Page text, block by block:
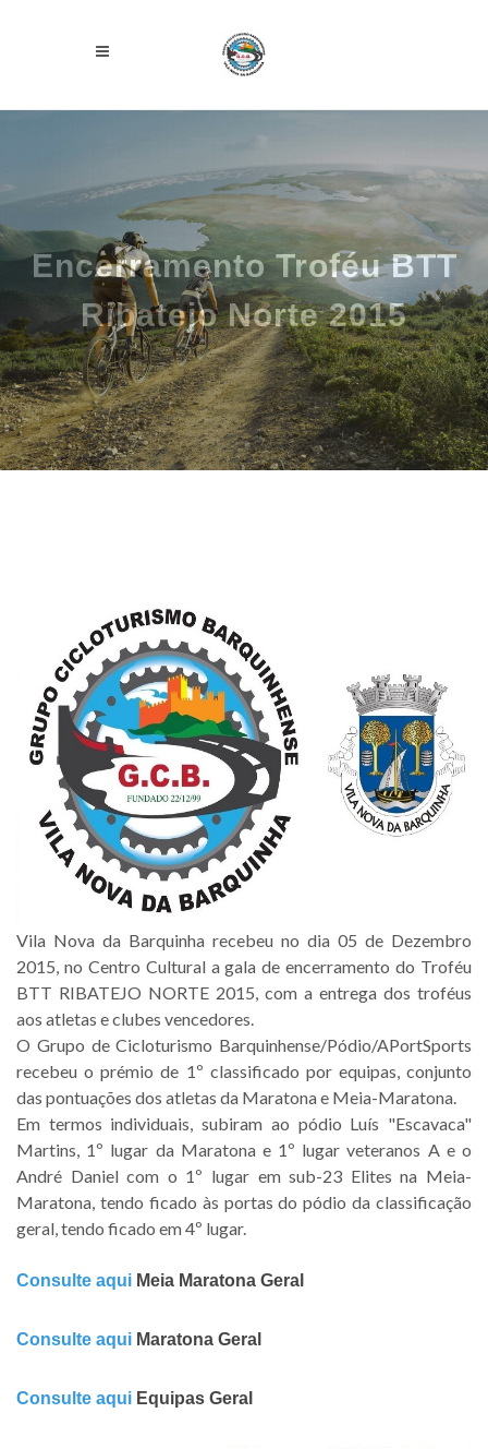
Encerramento Troféu BTT
Ribatejo Norte 2015
Vila Nova da Barquinha recebeu no dia 05 de Dezembro
2015, no Centro Cultural a gala de encerramento do Troféu
BTT RIBATEJO NORTE 2015, com a entrega dos troféus
aos atletas e clubes vencedores.
O Grupo de Cicloturismo Barquinhense/Pódio/APortSports
recebeu o prémio de 1º classificado por equipas, conjunto
das pontuações dos atletas da Maratona e Meia-Maratona.
Em termos individuais, subiram ao pódio Luís "Escavaca"
Martins, 1º lugar da Maratona e 1º lugar veteranos A e o
André Daniel com o 1º lugar em sub-23 Elites na Meia-
Maratona, tendo ficado às portas do pódio da classificação
geral, tendo ficado em 4º lugar.
Consulte aqui Meia Maratona Geral
Consulte aqui Maratona Geral
Consulte aqui Equipas Geral